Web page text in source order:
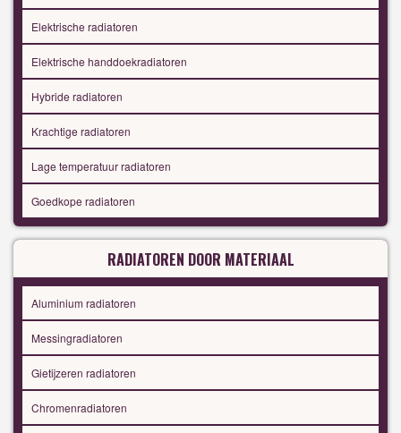
Elektrische radiatoren
Elektrische handdoekradiatoren
Hybride radiatoren
Krachtige radiatoren
Lage temperatuur radiatoren
Goedkope radiatoren
RADIATOREN DOOR MATERIAAL
Aluminium radiatoren
Messingradiatoren
Gietijzeren radiatoren
Chromenradiatoren